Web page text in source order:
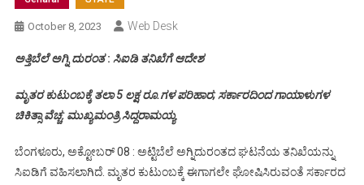
October 8, 2023 Web Desk
ಅತ್ತಿಬೆಲೆ ಅಗ್ನಿ ದುರಂತ: ಸಿಐಡಿ ತನಿಖೆಗೆ ಆದೇಶ
ಮೃತರ ಕುಟುಂಬಕ್ಕೆ ತಲಾ 5 ಲಕ್ಷ ರೂ.ಗಳ ಪರಿಹಾರ; ಸರ್ಕಾರದಿಂದ ಗಾಯಾಳುಗಳ
ಚಿಕಿತ್ಸಾ ವೆಚ್ಚ: ಮುಖ್ಯಮಂತ್ರಿ ಸಿದ್ದರಾಮಯ್ಯ
ಬೆಂಗಳೂರು, ಅಕ್ಟೋಬರ್ 08 : ಅಟ್ಟಿಬೆಲೆ ಅಗ್ನಿದುರಂತದ ಘಟನೆಯ ತನಿಖೆಯನ್ನು
ಸಿಐಡಿಗೆ ವಹಿಸಲಾಗಿದೆ. ಮೃತರ ಕುಟುಂಬಕ್ಕೆ ಈಗಾಗಲೇ ಘೋಷಿಸಿರುವಂತೆ ಸರ್ಕಾರದ